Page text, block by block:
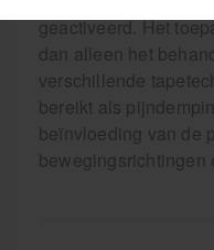
geactiveerd. Het
dan alleen het
verschillende
bereikt als
beïnvloeding van de
bewegingsrichtingen